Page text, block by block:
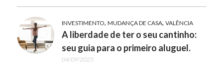
INVESTIMENTO, MUDANÇA DE CASA, VALÊNCIA
A liberdade de ter o seu cantinho:
seu guia para o primeiro aluguel.
04/09/2025